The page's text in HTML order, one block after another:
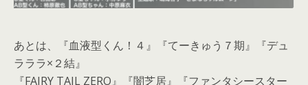
あとは、『血液型くん！４』『てーきゅう７期』『デュ
ラララ×２結』
『FAIRY TAIL ZERO』『闇芝居』『ファンタシースター